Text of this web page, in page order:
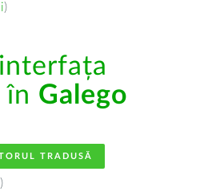
)
în Galego
TRADUSĂ
)